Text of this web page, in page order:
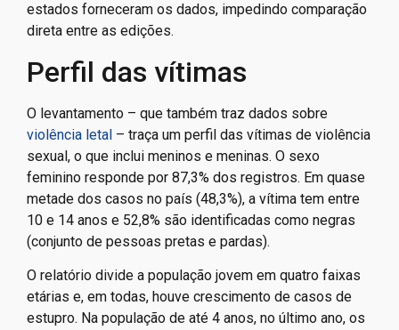
estados forneceram os dados, impedindo comparação
direta entre as edições.
Perfil das vítimas
O levantamento – que também traz dados sobre
violência letal – traça um perfil das vítimas de violência
sexual, o que inclui meninos e meninas. O sexo
feminino responde por 87,3% dos registros. Em quase
metade dos casos no país (48,3%), a vítima tem entre
10 e 14 anos e 52,8% são identificadas como negras
(conjunto de pessoas pretas e pardas).
O relatório divide a população jovem em quatro faixas
etárias e, em todas, houve crescimento de casos de
estupro. Na população de até 4 anos, no último ano, os